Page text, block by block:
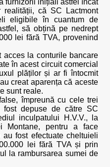
furnizorii inițiali astfel încât
că SC Lactmont
eligibile în cuantum de
să obțină pe nedrept
lei fără TVA, provenind
acces la conturile bancare
în acest circuit comercial
plăților și ar fi întocmit
creat aparența că aceste
sunt reale.
împreună cu cele trei
depuse de către SC
inculpatului H.V.V., la
Montane, pentru a face
fost efectuate cheltuieli
lei fără TVA și prin
la rambursarea sumei de